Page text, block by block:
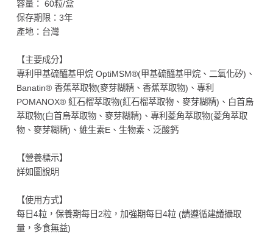
容量： 60粒/盒
保存期限：3年
產地：台灣
【主要成分】
專利甲基硫醯基甲烷 OptiMSM®(甲基硫醯基甲烷、二氧化矽)、
Banatin® 香蕉萃取物(麥芽糊精、香蕉萃取物)、專利
POMANOX® 紅石榴萃取物(紅石榴萃取物、麥芽糊精)、白首烏
萃取物(白首烏萃取物、麥芽糊精)、專利菱角萃取物(菱角萃取
物、麥芽糊精)、維生素E、生物素、泛酸鈣
【營養標示】
詳如圖說明
【使用方式】
每日4粒，保養期每日2粒，加強期每日4粒 (請遵循建議攝取
量，多食無益)